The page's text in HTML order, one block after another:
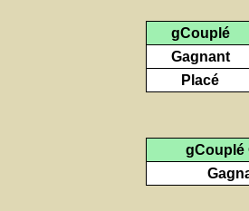
gCouplé
Gagnant
Placé
gCouplé